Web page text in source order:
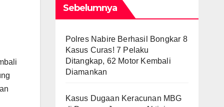
Sebelumnya
Polres Nabire Berhasil Bongkar 8
Kasus Curas! 7 Pelaku
Ditangkap, 62 Motor Kembali
Diamankan
Kasus Dugaan Keracunan MBG